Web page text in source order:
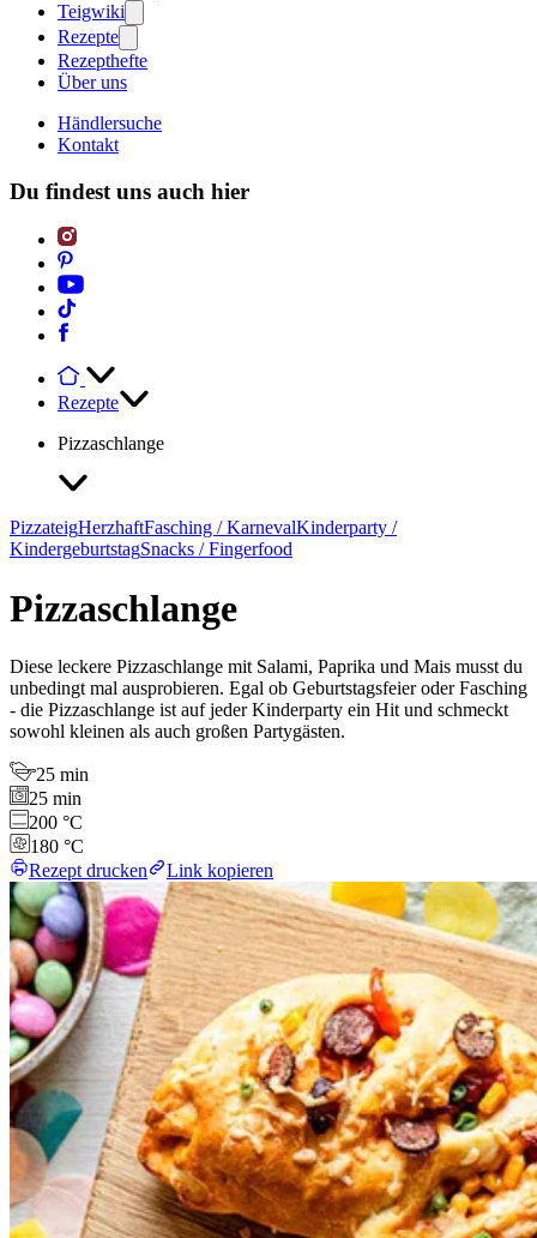
Teigwiki
Rezepte
Rezepthefte
Über uns
Händlersuche
Kontakt
Du findest uns auch hier
Rezepte
Pizzaschlange
PizzateigHerzhaftFasching / KarnevalKinderparty /
KindergeburtstagSnacks / Fingerfood
Pizzaschlange
Diese leckere Pizzaschlange mit Salami, Paprika und Mais musst du
unbedingt mal ausprobieren. Egal ob Geburtstagsfeier oder Fasching
- die Pizzaschlange ist auf jeder Kinderparty ein Hit und schmeckt
sowohl kleinen als auch großen Partygästen.
25 min
25 min
200 °C
180 °C
Rezept drucken
Link kopieren